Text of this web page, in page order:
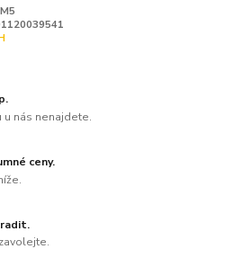
u nás nenajdete.
ceny.